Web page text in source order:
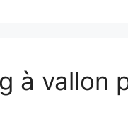
à vallon